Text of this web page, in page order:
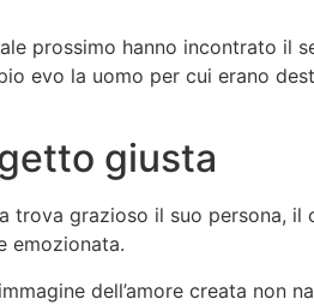
prossimo hanno incontrato il
evo la uomo per cui erano
giusta
trova grazioso il suo persona,
emozionata.
dell’amore creata non